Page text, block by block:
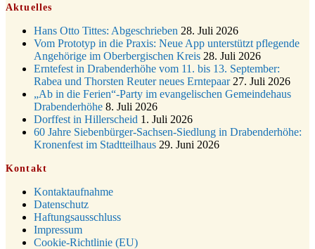
Adventliches Beisammensein am Robert-Gassner-Hof um
28.11.
Katharinenball der Kreisgruppe im Stadtteilhaus um 19:00
Uhr
03.12.
Adventsfeier des Frauenvereins im Ev. Gemeindehaus um
19:00 Uhr
11.12.
Puer-Natus weihnachtliches Brauchtum am Robert-
Gassner-Hof um 17:00 Uhr
19.12.
Kinderbibeltag im Ev. Gemeindehaus von 10-12 Uhr
20.12.
Weihnachts-Konzert des Honterus Chors in der Kirche um
Familiengottesdienst mit Krippenspiel im Ev.
Gemeindehaus um 15:00 Uhr
24.12.
Familiengottesdienst in der FeG um 16 Uhr
24.12.
Weihnachtsgottesdienst in der Kirche um 15:00 Uhr
24.12.
Weihnachtsgottesdienst in der Kirche um 18:00 Uhr
Aktuelles
Hans Otto Tittes: Abgeschrieben 28. Juli 2026
Vom Prototyp in die Praxis: Neue App unterstützt pflegende
Angehörige im Oberbergischen Kreis 28. Juli 2026
Erntefest in Drabenderhöhe vom 11. bis 13. September:
Rabea und Thorsten Reuter neues Erntepaar 27. Juli 2026
„Ab in die Ferien“-Party im evangelischen Gemeindehaus
Drabenderhöhe 8. Juli 2026
Dorffest in Hillerscheid 1. Juli 2026
60 Jahre Siebenbürger-Sachsen-Siedlung in Drabenderhöhe:
Kronenfest im Stadtteilhaus 29. Juni 2026
Kontakt
Kontaktaufnahme
Datenschutz
Haftungsausschluss
Impressum
Cookie-Richtlinie (EU)